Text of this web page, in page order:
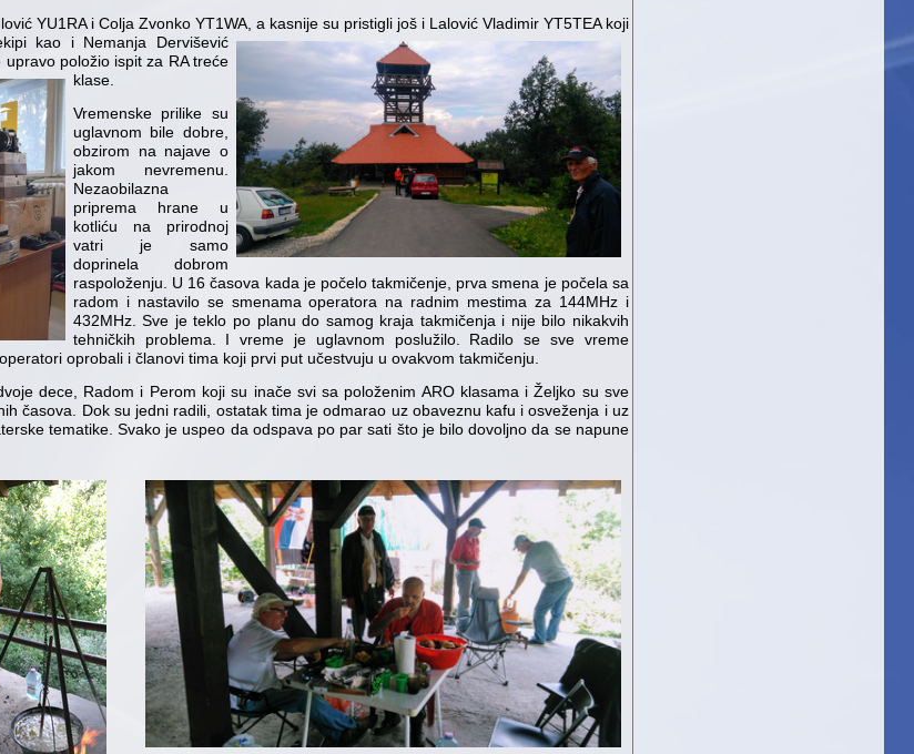
YU1RA i Colja Zvonko YT1WA, a kasnije su pristigli još i Lalović Vladimir YT5TEA koji
kao i Nemanja Dervišević
položio ispit za RA treće
klase.
Vremenske prilike su
uglavnom bile dobre,
obzirom na najave o
jakom nevremenu.
Nezaobilazna
priprema hrane u
kotliću na prirodnoj
vatri je samo
doprinela dobrom
raspoloženju. U 16 časova kada je počelo takmičenje, prva smena je počela sa
radom i nastavilo se smenama operatora na radnim mestima za 144MHz i
432MHz. Sve je teklo po planu do samog kraja takmičenja i nije bilo nikakvih
tehničkih problema. I vreme je uglavnom poslužilo. Radilo se sve vreme
oprobali i članovi tima koji prvi put učestvuju u ovakvom takmičenju.
dece, Radom i Perom koji su inače svi sa položenim ARO klasama i Željko su sve
časova. Dok su jedni radili, ostatak tima je odmarao uz obaveznu kafu i osveženja i uz
tematike. Svako je uspeo da odspava po par sati što je bilo dovoljno da se napune